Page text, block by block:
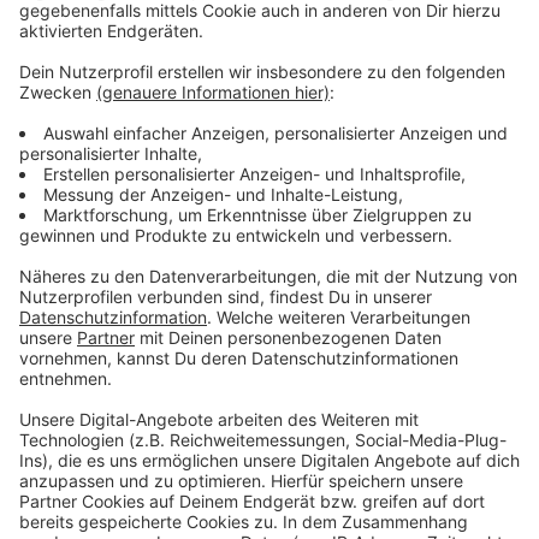
sexuell belästigt worden, das steht auf der Homepage
des Bundesamtes für Familie und
zivilgesellschaftliche Aufgaben.
Anzeige
Weitere Infos und Links zum Thema:
Zahlen und Fakten zur sexualisierten Gewalt
Die Gewerkschaft ver.di
Internationaler Tag zur Beseitigung von Gewalt an
Frauen
Anzeige